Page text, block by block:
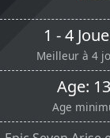
1 - 4
Meilleur à 4
Age:
Age